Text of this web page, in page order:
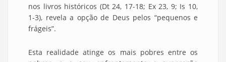
nos livros históricos (Dt 24, 17-18; Ex 23, 9; Is 10,
1-3), revela a opção de Deus pelos “pequenos e
frágeis”.
Esta realidade atinge os mais pobres entre os